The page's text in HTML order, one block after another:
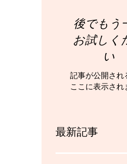
後でもう
お試しく
い
記事が公開され
ここに表示され
最新記事